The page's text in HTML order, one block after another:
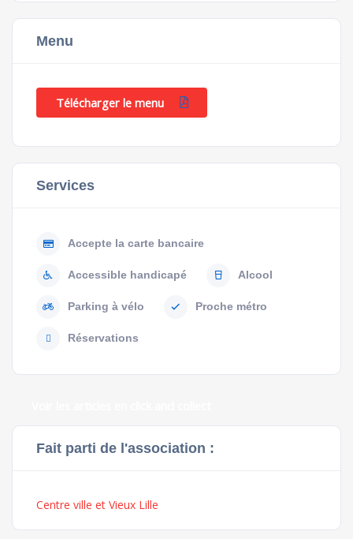
Menu
Télécharger le menu
Services
Accepte la carte bancaire
Accessible handicapé Alcool
Parking à vélo Proche métro
Réservations
Fait parti de l'association :
Centre ville et Vieux Lille